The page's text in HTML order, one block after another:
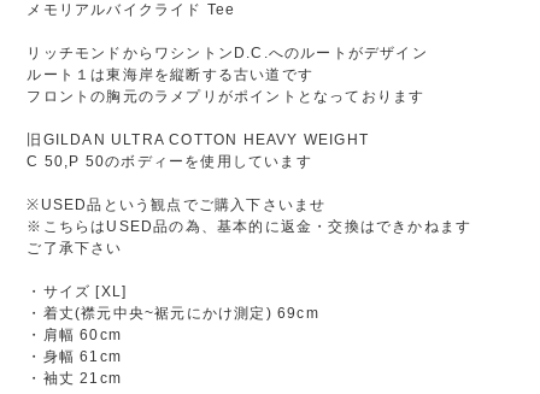
メモリアルバイクライド Tee
リッチモンドからワシントンD.C.へのルートがデザイン
ルート１は東海岸を縦断する古い道です
フロントの胸元のラメプリがポイントとなっております
旧GILDAN ULTRA COTTON HEAVY WEIGHT
C 50,P 50のボディーを使用しています
※USED品という観点でご購入下さいませ
※こちらはUSED品の為、基本的に返金・交換はできかねます
ご了承下さい
・サイズ [XL]
・着丈(襟元中央~裾元にかけ測定) 69cm
・肩幅 60cm
・身幅 61cm
・袖丈 21cm